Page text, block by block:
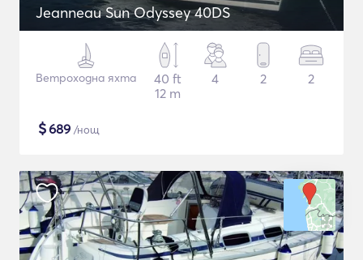
Jeanneau Sun Odyssey 40DS
Ветроходна яхта
40 ft
12 m
4 2 2
$689 /нощ